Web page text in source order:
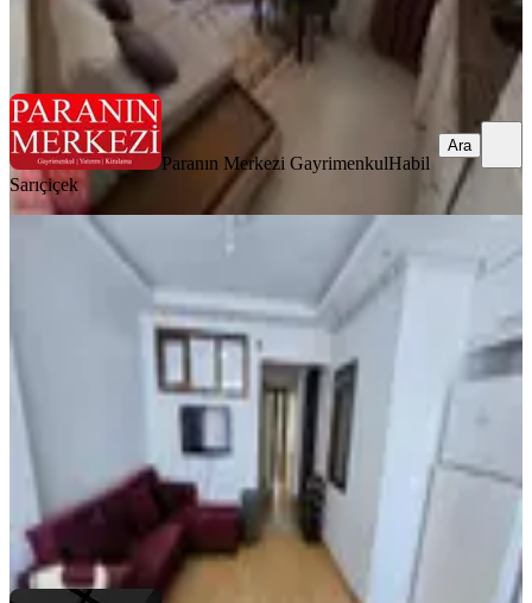
Paranın Merkezi GayrimenkulHabil Sarıçiçek
Paranın Merkezi GayrimenkulHabil
Sarıçiçek
Ara
MANZARALI
Mecidiyeköy 2+1 İskanlı
Eminevim+kredi+uygun+satılık Daire
Şişli, Kuştepe Mahallesi
· 75 m² 2. Kat·19.01.2026
4.800.000 ₺
Exper Gayrimenkul Danışmanlık Mustafa Taşdemir
Ara